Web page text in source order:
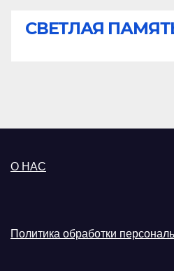
СВЕТЛАЯ
О НАС
Политика обработки